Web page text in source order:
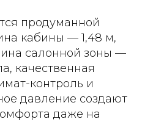
продуманной
кабины — 1,48 м,
салонной зоны —
качественная
контроль и
давление создают
даже на